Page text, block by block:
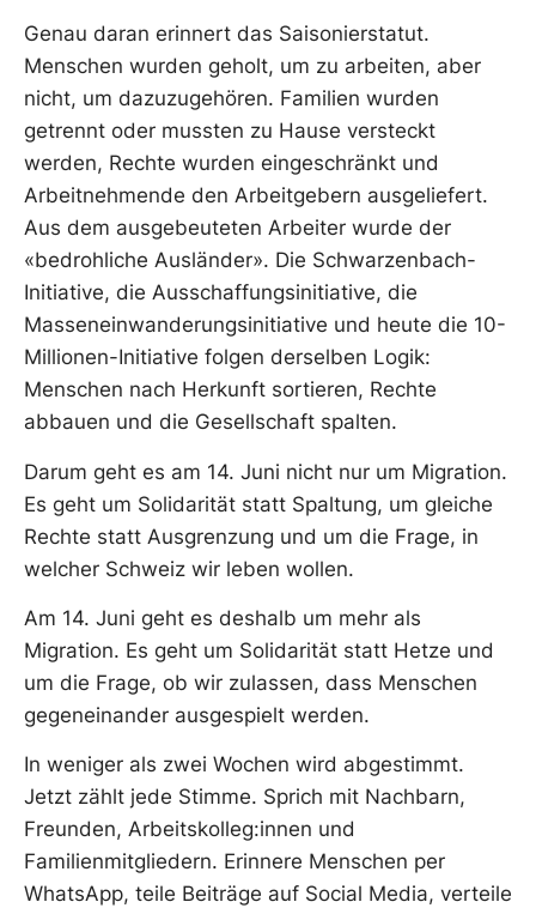
Genau daran erinnert das Saisonierstatut.
Menschen wurden geholt, um zu arbeiten, aber
nicht, um dazuzugehören. Familien wurden
getrennt oder mussten zu Hause versteckt
werden, Rechte wurden eingeschränkt und
Arbeitnehmende den Arbeitgebern ausgeliefert.
Aus dem ausgebeuteten Arbeiter wurde der
«bedrohliche Ausländer». Die Schwarzenbach-
Initiative, die Ausschaffungsinitiative, die
Masseneinwanderungsinitiative und heute die 10-
Millionen-Initiative folgen derselben Logik:
Menschen nach Herkunft sortieren, Rechte
abbauen und die Gesellschaft spalten.
Darum geht es am 14. Juni nicht nur um Migration.
Es geht um Solidarität statt Spaltung, um gleiche
Rechte statt Ausgrenzung und um die Frage, in
welcher Schweiz wir leben wollen.
Am 14. Juni geht es deshalb um mehr als
Migration. Es geht um Solidarität statt Hetze und
um die Frage, ob wir zulassen, dass Menschen
gegeneinander ausgespielt werden.
In weniger als zwei Wochen wird abgestimmt.
Jetzt zählt jede Stimme. Sprich mit Nachbarn,
Freunden, Arbeitskolleg:innen und
Familienmitgliedern. Erinnere Menschen per
WhatsApp, teile Beiträge auf Social Media, verteile